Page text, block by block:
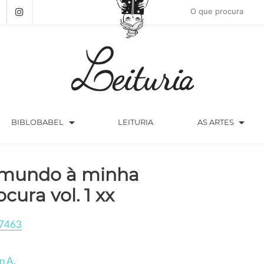
BIBLOBABEL arrow_drop_down LEITURIA AS ARTES arrow_drop_down
à minha
vol. 1 xx
A.